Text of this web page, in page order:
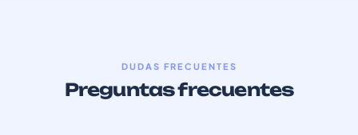
DUDAS FRECUENTES
Preguntas frecuentes